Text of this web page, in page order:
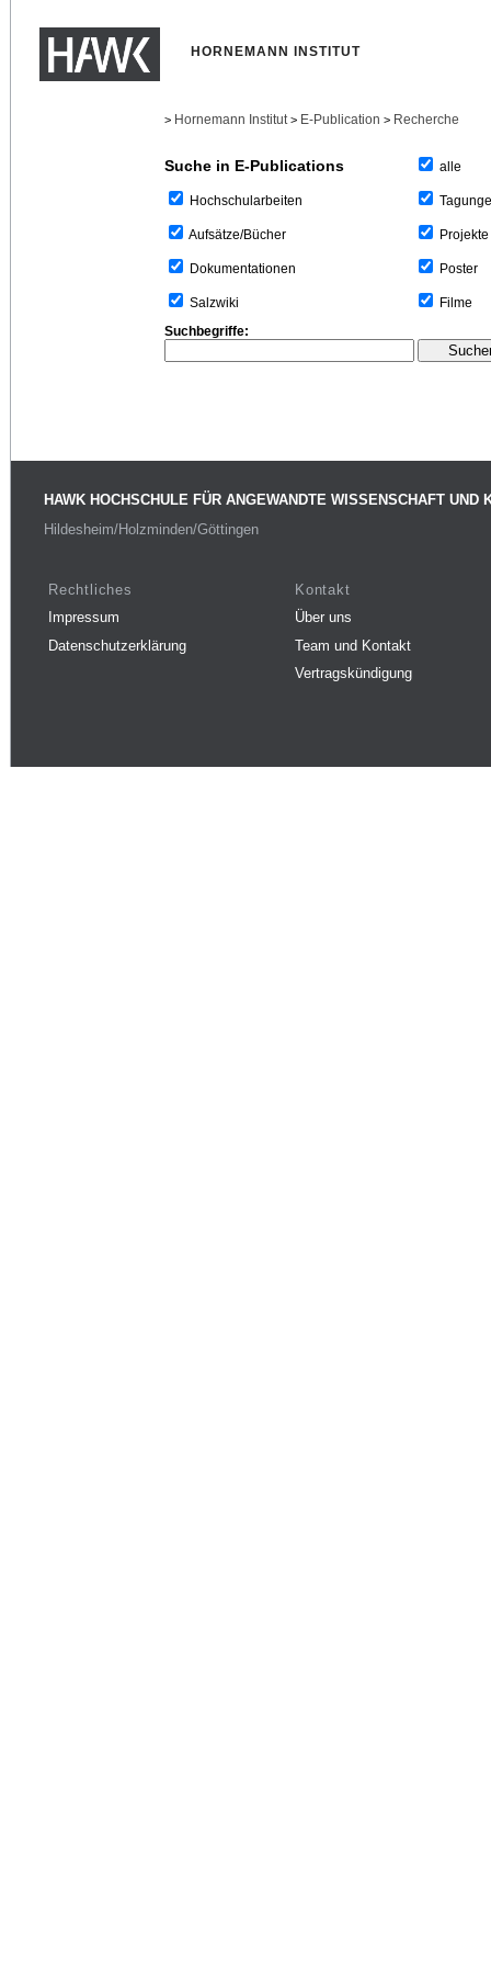
HORNEMANN INSTITUT
> Hornemann Institut > E-Publication > Recherche
Suche in E-Publications
Hochschularbeiten
Aufsätze/Bücher
Dokumentationen
Salzwiki
alle
Projekte
Poster
Filme
Suchbegriffe:
HAWK HOCHSCHULE FÜR ANGEWANDTE WISSENSCHAFT UND
Hildesheim/Holzminden/Göttingen
Rechtliches
Impressum
Datenschutzerklärung
Kontakt
Über uns
Team und Kontakt
Vertragskündigung